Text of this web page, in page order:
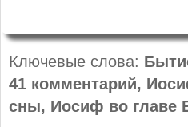
Ключевые слова:
41 комментарий,
сны, Иосиф во главе